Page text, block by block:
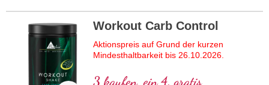
Workout Carb Control
Aktionspreis auf Grund der kurzen
Mindesthaltbarkeit bis 26.10.2026.
3 kaufen, ein 4. gratis